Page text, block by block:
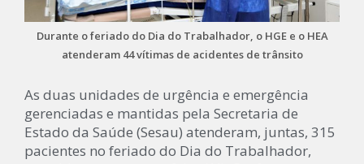
Durante o feriado do Dia do Trabalhador, o HGE e o HEA
atenderam 44 vítimas de acidentes de trânsito
As duas unidades de urgência e emergência
gerenciadas e mantidas pela Secretaria de
Estado da Saúde (Sesau) atenderam, juntas, 315
pacientes no feriado do Dia do Trabalhador,